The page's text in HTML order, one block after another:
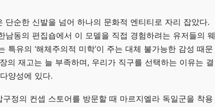
단순한 신발을 넘어 하나의 문화적 엔티티로 자리 잡았다.
남동의 편집숍에서 이 모델을 직접 경험하려는 유저들의 웨
특유의 ‘해체주의적 미학’이 주는 대체 불가능한 감성 때문
의 재고는 늘 부족하며, 우리가 직구를 선택하는 이유는 결
양성에 있다.
정의 컨셉 스토어를 방문할 때 마르지엘라 독일군을 착용